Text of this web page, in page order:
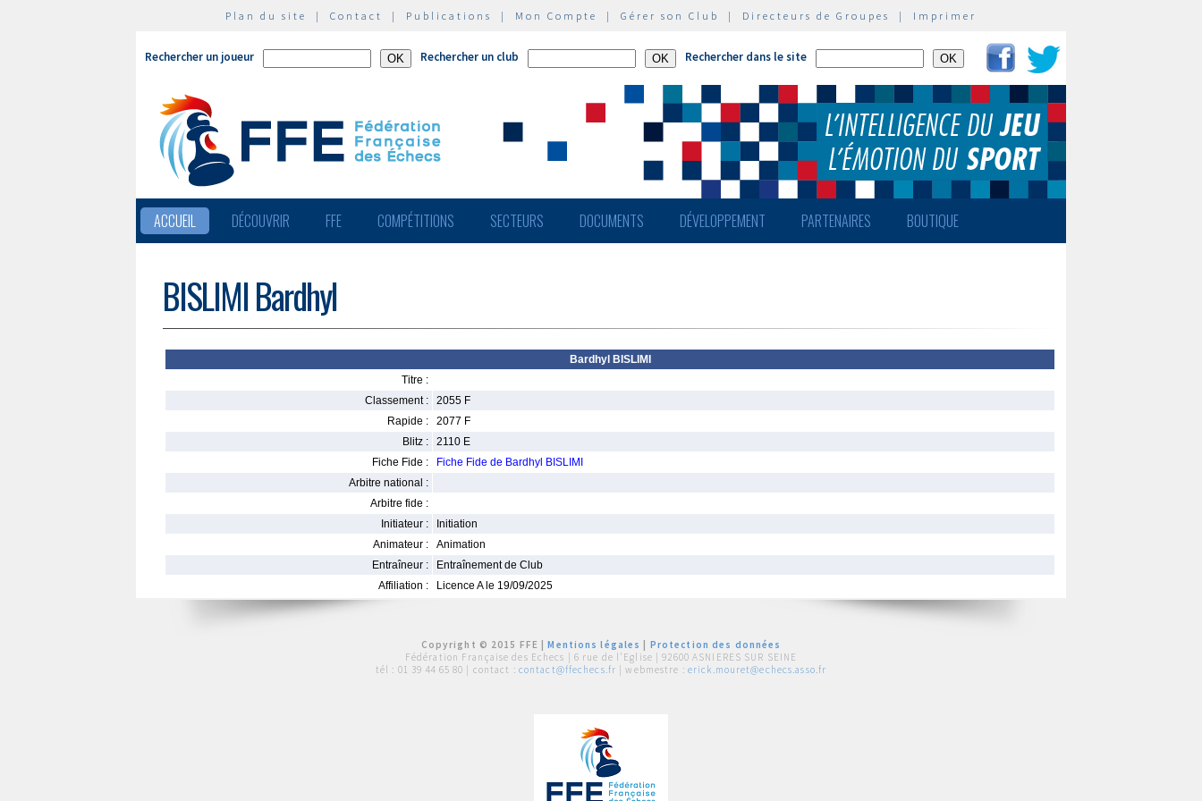
Plan du site | Contact | Publications | Mon Compte | Gérer son Club | Directeurs de Groupes | Imprimer
Rechercher un joueur Rechercher un club Rechercher dans le site
ACCUEIL DÉCOUVRIR FFE COMPÉTITIONS SECTEURS DOCUMENTS DÉVELOPPEMENT PARTENAIRES BOUTIQUE
BISLIMI Bardhyl
Bardhyl BISLIMI
Titre :
Classement :
2055 F
Rapide :
2077 F
Blitz :
2110 E
Fiche Fide :
Fiche Fide de Bardhyl BISLIMI
Arbitre national :
Arbitre fide :
Initiateur :
Initiation
Animateur :
Animation
Entraîneur :
Entraînement de Club
Affiliation :
Licence A le 19/09/2025
Copyright © 2015 FFE |Mentions légales
Protection des données
Fédération Française des Echecs | 6 rue de l'Eglise | 92600 ASNIERES SUR SEINE
tél : 01 39 44 65 80 | contact : contact@ffechecs.fr | webmestre : erick.mouret@echecs.asso.fr